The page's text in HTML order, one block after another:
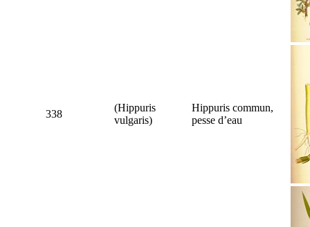
338
(Hippuris
vulgaris)
Hippuris commun,
pesse d’eau